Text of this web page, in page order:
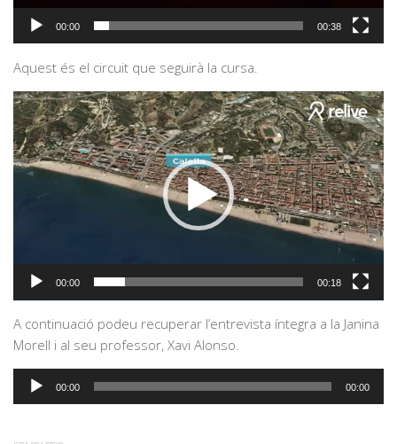
00:00 00:38
Aquest és el circuit que seguirà la cursa.
Reproductor
de
vídeo
00:00 00:18
A continuació podeu recuperar l’entrevista íntegra a la Janina
Morell i al seu professor, Xavi Alonso.
Reproductor
d'àudio
00:00 00:00